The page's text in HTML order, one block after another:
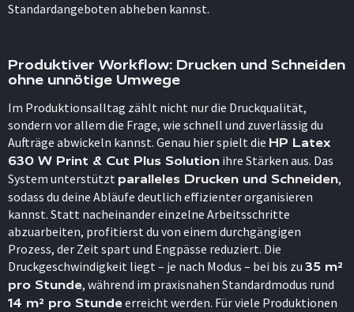
Standardangeboten abheben kannst.
Produktiver Workflow: Drucken und Schneiden
ohne unnötige Umwege
Im Produktionsalltag zählt nicht nur die Druckqualität,
sondern vor allem die Frage, wie schnell und zuverlässig du
Aufträge abwickeln kannst. Genau hier spielt die HP Latex
630 W Print & Cut Plus Solution ihre Stärken aus. Das
System unterstützt paralleles Drucken und Schneiden,
sodass du deine Abläufe deutlich effizienter organisieren
kannst. Statt nacheinander einzelne Arbeitsschritte
abzuarbeiten, profitierst du von einem durchgängigen
Prozess, der Zeit spart und Engpässe reduziert. Die
Druckgeschwindigkeit liegt – je nach Modus – bei bis zu 35 m²
pro Stunde, während im praxisnahen Standardmodus rund
14 m² pro Stundeerreicht werden. Für viele Produktionen